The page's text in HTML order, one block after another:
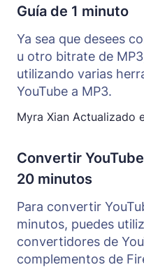
Guía de 1 minuto
Ya sea que desees
u otro bitrate de
utilizando varias
YouTube a MP3.
Myra Xian Actualizado
Convertir
20 minutos
Para convertir
minutos, puedes
convertidores de
complementos de